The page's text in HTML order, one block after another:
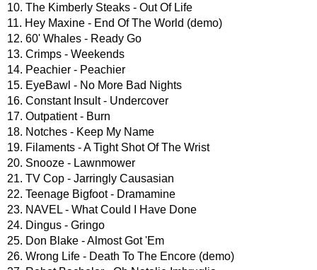
10. The Kimberly Steaks - Out Of Life
11. Hey Maxine - End Of The World (demo)
12. 60' Whales - Ready Go
13. Crimps - Weekends
14. Peachier - Peachier
15. EyeBawl - No More Bad Nights
16. Constant Insult - Undercover
17. Outpatient - Burn
18. Notches - Keep My Name
19. Filaments - A Tight Shot Of The Wrist
20. Snooze - Lawnmower
21. TV Cop - Jarringly Causasian
22. Teenage Bigfoot - Dramamine
23. NAVEL - What Could I Have Done
24. Dingus - Gringo
25. Don Blake - Almost Got 'Em
26. Wrong Life - Death To The Encore (demo)